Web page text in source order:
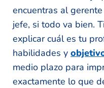
encuentras al
jefe, si todo va bien.
explicar cuál es tu
habilidades y
medio plazo para
exactamente lo que